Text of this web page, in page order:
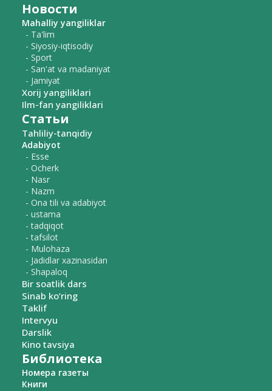
Новости
Mahalliy yangiliklar
- Ta'lim
- Siyosiy-iqtisodiy
- Sport
- San'at va madaniyat
- Jamiyat
Xorij yangiliklari
Ilm-fan yangiliklari
Статьи
Tahliliy-tanqidiy
Adabiyot
- Esse
- Ocherk
- Nasr
- Nazm
- Ona tili va adabiyot
- ustama
- tadqiqot
- tafsilot
- Mulohaza
- Jadidlar xazinasidan
- Shapaloq
Bir soatlik dars
Sinab ko‘ring
Taklif
Intervyu
Darslik
Kino tavsiya
Библиотека
Номера газеты
Книги